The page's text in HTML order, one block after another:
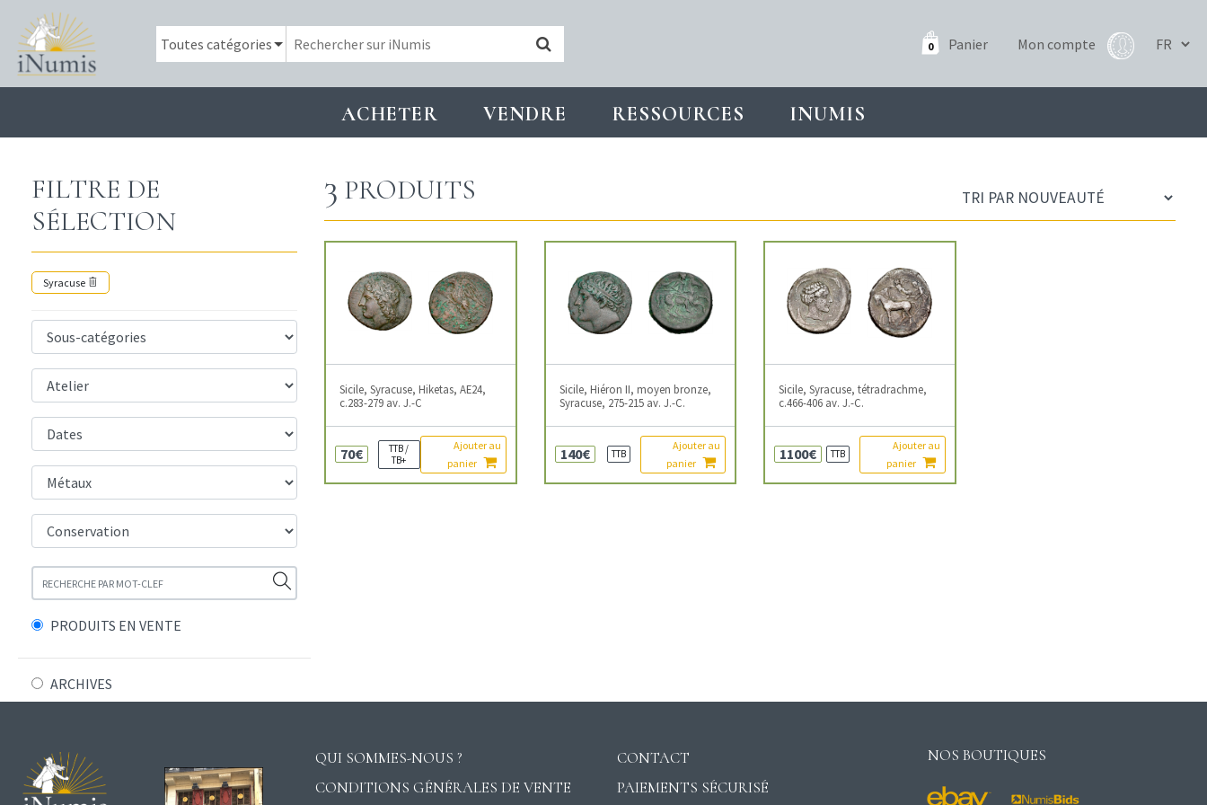
0 Panier Mon compte
ACHETER VENDRE RESSOURCES INUMIS
FILTRE DE
SÉLECTION
Syracuse
PRODUITS EN VENTE
ARCHIVES
3 PRODUITS
Sicile, Syracuse, Hiketas, AE24,
c.283-279 av. J.-C
70€
TTB /
TB+
Ajouter au
panier
Sicile, Hiéron II, moyen bronze,
Syracuse, 275-215 av. J.-C.
140€ TTB
Ajouter au
panier
Sicile, Syracuse, tétradrachme,
c.466-406 av. J.-C.
1100€ TTB
Ajouter au
panier
QUI SOMMES-NOUS ?
CONDITIONS GÉNÉRALES DE VENTE
CONTACT
PAIEMENTS SÉCURISÉ
NOS BOUTIQUES